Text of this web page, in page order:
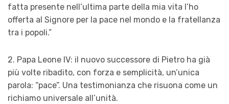
fatta presente nell’ultima parte della mia vita l’ho
offerta al Signore per la pace nel mondo e la fratellanza
tra i popoli.”
2. Papa Leone IV: il nuovo successore di Pietro ha già
più volte ribadito, con forza e semplicità, un’unica
parola: “pace”. Una testimonianza che risuona come un
richiamo universale all’unità.